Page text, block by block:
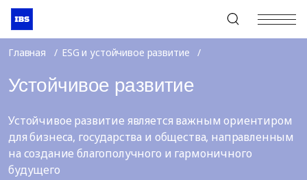
+7 (495) 967-80-80
Главная ESG и устойчивое развитие
Устойчивое развитие
Устойчивое развитие является важным ориентиром
для бизнеса, государства и общества, направленным
на создание благополучного и гармоничного
будущего